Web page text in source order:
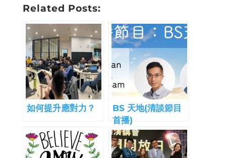
Related Posts:
如何提升應對力？
BS 天地(清談節目
首播)